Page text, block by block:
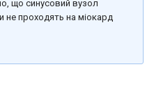
що синусовий вузол
не проходять на міокард